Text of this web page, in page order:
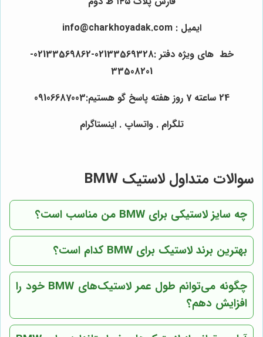
ایمیل : info@charkhoyadak.com
خط های ویژه دفتر :02133569328-02133569862-
33508201
24 ساعته 7 روز هفته پاسخ گو هستیم:09106687003
تلگرام . واتساپ . اینستاگرام
سوالات متداول لاستیک BMW
چه سایز لاستیکی برای BMW من مناسب است؟
بهترین برند لاستیک برای BMW کدام است؟
چگونه می‌توانم طول عمر لاستیک‌های BMW خود را
افزایش دهم؟